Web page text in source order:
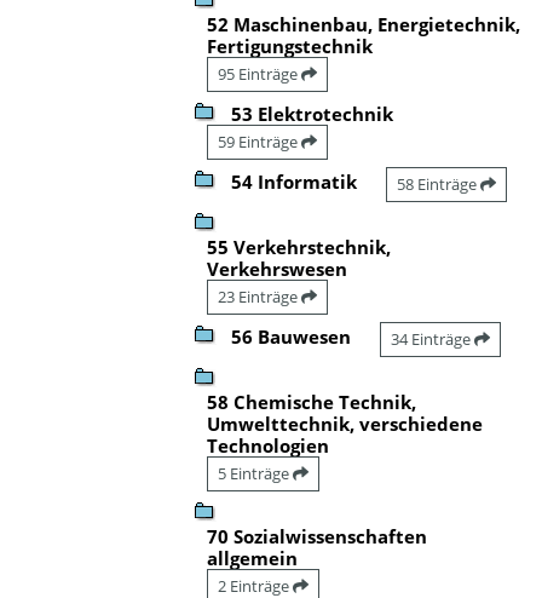
52 Maschinenbau, Energietechnik,
Fertigungstechnik
95 Einträge
53 Elektrotechnik
59 Einträge
54 Informatik 58 Einträge
55 Verkehrstechnik,
Verkehrswesen
23 Einträge
56 Bauwesen 34 Einträge
58 Chemische Technik,
Umwelttechnik, verschiedene
Technologien
5 Einträge
70 Sozialwissenschaften
allgemein
2 Einträge